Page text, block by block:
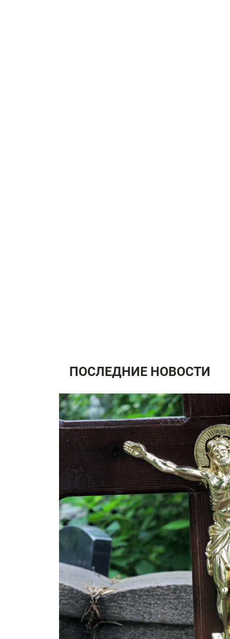
ПОСЛЕДНИЕ НОВОСТИ